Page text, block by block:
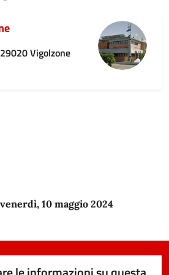
Vigolzone
venerdì, 10 maggio 2024